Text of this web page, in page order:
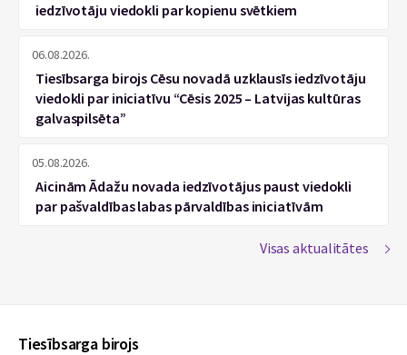
iedzīvotāju viedokli par kopienu svētkiem
06.08.2026.
Tiesībsarga birojs Cēsu novadā uzklausīs iedzīvotāju
viedokli par iniciatīvu “Cēsis 2025 – Latvijas kultūras
galvaspilsēta”
05.08.2026.
Aicinām Ādažu novada iedzīvotājus paust viedokli
par pašvaldības labas pārvaldības iniciatīvām
Visas aktualitātes
Tiesībsarga birojs